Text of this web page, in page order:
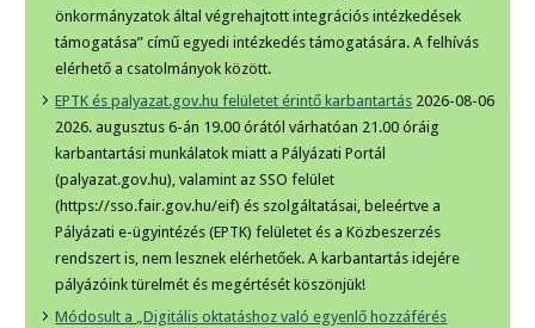
önkormányzatok által végrehajtott integrációs intézkedések
támogatása” című egyedi intézkedés támogatására. A felhívás
elérhető a csatolmányok között.
EPTK és palyazat.gov.hu felületet érintő karbantartás 2026-08-06
2026. augusztus 6-án 19.00 órától várhatóan 21.00 óráig
karbantartási munkálatok miatt a Pályázati Portál
(palyazat.gov.hu), valamint az SSO felület
(https://sso.fair.gov.hu/eif) és szolgáltatásai, beleértve a
Pályázati e-ügyintézés (EPTK) felületet és a Közbeszerzés
rendszert is, nem lesznek elérhetőek. A karbantartás idejére
pályázóink türelmét és megértését köszönjük!
Módosult a „Digitális oktatáshoz való egyenlő hozzáférés